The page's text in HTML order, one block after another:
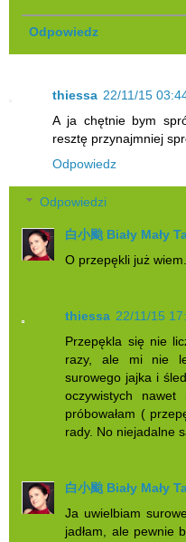
Odpowiedz
thiessa 22/11/15
A ja chętnie bym
resztę przynajmniej
Odpowiedz
Odpowiedzi
白小颱 Biały Mały
O przepękli już
thiessa 22/11/15
Przepękla się nie
razy, ale mi nie
surowego jajka i
oczywistych
próbowałam (
rady. No niejadalne
白小颱 Biały Mały
Ja uwielbiam
jadłam, ale pewnie